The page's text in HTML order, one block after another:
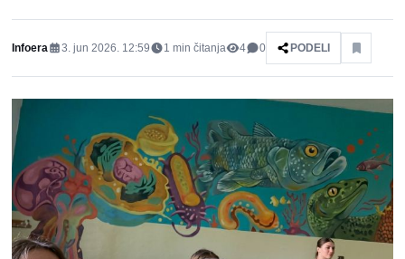
Infoera 3. jun 2026. 12:59 1 min čitanja 4 0 PODELI